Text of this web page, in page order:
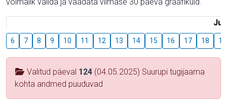
6 7 8 9 10 11 12 13 14 15 16 17 18 19
Valitud päeval 124 (04.05.2025) Suurupi tugijaama
kohta andmed puuduvad